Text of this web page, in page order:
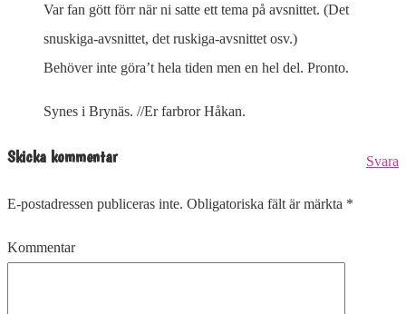
Var fan gött förr när ni satte ett tema på avsnittet. (Det
snuskiga-avsnittet, det ruskiga-avsnittet osv.)
Behöver inte göra’t hela tiden men en hel del. Pronto.
Synes i Brynäs. //Er farbror Håkan.
Svara
Skicka kommentar
E-postadressen publiceras inte. Obligatoriska fält är märkta *
Kommentar